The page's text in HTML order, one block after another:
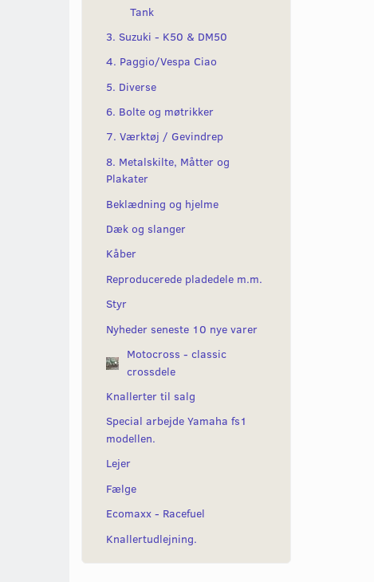
Tank
3. Suzuki - K50 & DM50
4. Paggio/Vespa Ciao
5. Diverse
6. Bolte og møtrikker
7. Værktøj / Gevindrep
8. Metalskilte, Måtter og
Plakater
Beklædning og hjelme
Dæk og slanger
Kåber
Reproducerede pladedele m.m.
Styr
Nyheder seneste 10 nye varer
Motocross - classic
crossdele
Knallerter til salg
Special arbejde Yamaha fs1
modellen.
Lejer
Fælge
Ecomaxx - Racefuel
Knallertudlejning.